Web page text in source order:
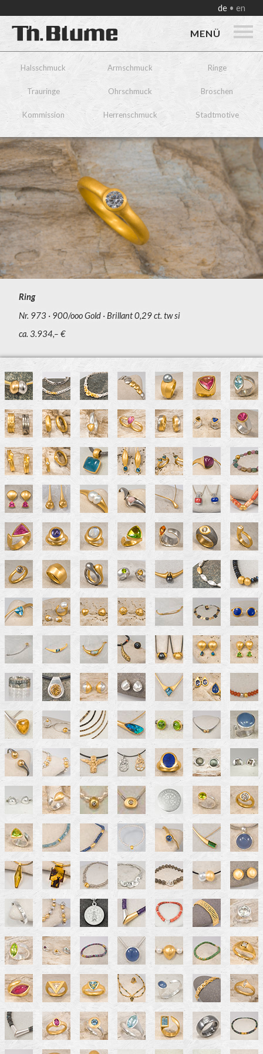
de en
MENÜ
Halsschmuck Armschmuck Ringe
Trauringe Ohrschmuck Broschen
Kommission Herrenschmuck Stadtmotive
Ring
Nr. 973
900/ooo Gold
Brillant 0,29 ct. tw si
ca. 3.934,– €